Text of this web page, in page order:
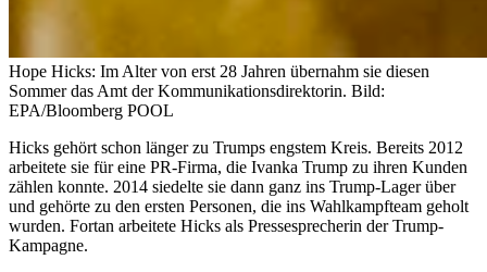
Hope Hicks: Im Alter von erst 28 Jahren übernahm sie diesen
Sommer das Amt der Kommunikationsdirektorin. Bild:
EPA/Bloomberg POOL
Hicks gehört schon länger zu Trumps engstem Kreis. Bereits 2012
arbeitete sie für eine PR-Firma, die Ivanka Trump zu ihren Kunden
zählen konnte. 2014 siedelte sie dann ganz ins Trump-Lager über
und gehörte zu den ersten Personen, die ins Wahlkampfteam geholt
wurden. Fortan arbeitete Hicks als Pressesprecherin der Trump-
Kampagne.